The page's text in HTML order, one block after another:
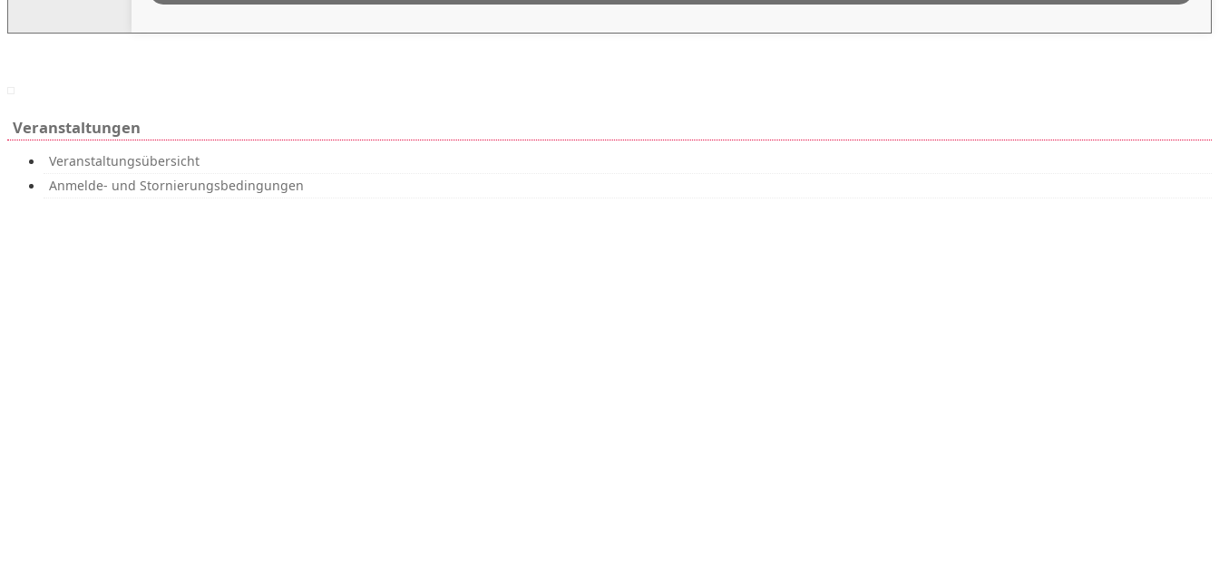
Veranstaltungen
Veranstaltungsübersicht
Anmelde- und Stornierungs­bedingungen